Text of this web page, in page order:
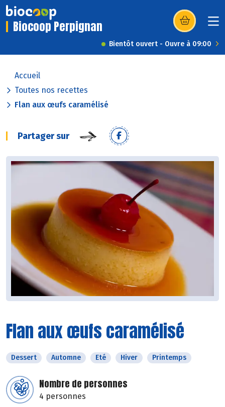
Biocoop Perpignan (s’ouvre dans
Bientôt ouvert - Ouvre à 09:00
Accueil
Toutes nos recettes
Flan aux œufs caramélisé
Partager sur
Flan aux œufs caramélisé
Dessert Automne Eté Hiver Printemps
Nombre de personnes
4 personnes